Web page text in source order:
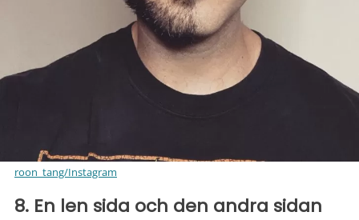
roon_tang/Instagram
8. En len sida och den andra sidan